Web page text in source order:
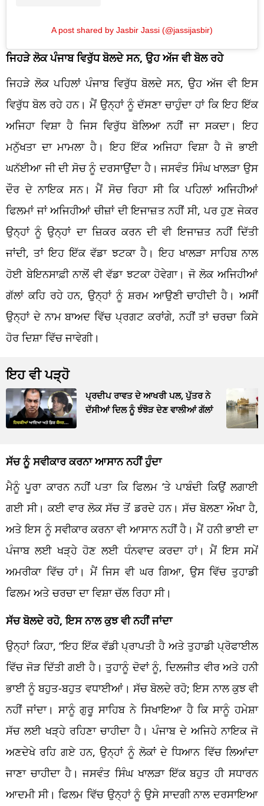
A post shared by Jasbir Jassi (@jassijasbir)
ਜਿਹੜੇ ਲੋਕ ਪੰਜਾਬ ਵਿਰੁੱਧ ਬੋਲਦੇ ਸਨ, ਉਹ ਅੱਜ ਵੀ ਬੋਲ ਰਹੇ
ਜਿਹੜੇ ਲੋਕ ਪਹਿਲਾਂ ਪੰਜਾਬ ਵਿਰੁੱਧ ਬੋਲਦੇ ਸਨ, ਉਹ ਅੱਜ ਵੀ ਇਸ
ਵਿਰੁੱਧ ਬੋਲ ਰਹੇ ਹਨ। ਮੈਂ ਉਨ੍ਹਾਂ ਨੂੰ ਦੱਸਣਾ ਚਾਹੁੰਦਾ ਹਾਂ ਕਿ ਇਹ ਇੱਕ
ਅਜਿਹਾ ਵਿਸ਼ਾ ਹੈ ਜਿਸ ਵਿਰੁੱਧ ਬੋਲਿਆ ਨਹੀਂ ਜਾ ਸਕਦਾ। ਇਹ
ਮਨੁੱਖਤਾ ਦਾ ਮਾਮਲਾ ਹੈ। ਇਹ ਇੱਕ ਅਜਿਹਾ ਵਿਸ਼ਾ ਹੈ ਜੋ ਭਾਈ
ਘਨੱਈਆ ਜੀ ਦੀ ਸੋਚ ਨੂੰ ਦਰਸਾਉਂਦਾ ਹੈ। ਜਸਵੰਤ ਸਿੰਘ ਖਾਲੜਾ ਉਸ
ਦੌਰ ਦੇ ਨਾਇਕ ਸਨ। ਮੈਂ ਸੋਚ ਰਿਹਾ ਸੀ ਕਿ ਪਹਿਲਾਂ ਅਜਿਹੀਆਂ
ਫਿਲਮਾਂ ਜਾਂ ਅਜਿਹੀਆਂ ਚੀਜ਼ਾਂ ਦੀ ਇਜਾਜ਼ਤ ਨਹੀਂ ਸੀ, ਪਰ ਹੁਣ ਜੇਕਰ
ਉਨ੍ਹਾਂ ਨੂੰ ਉਨ੍ਹਾਂ ਦਾ ਜ਼ਿਕਰ ਕਰਨ ਦੀ ਵੀ ਇਜਾਜ਼ਤ ਨਹੀਂ ਦਿੱਤੀ
ਜਾਂਦੀ, ਤਾਂ ਇਹ ਇੱਕ ਵੱਡਾ ਝਟਕਾ ਹੈ। ਇਹ ਖਾਲੜਾ ਸਾਹਿਬ ਨਾਲ
ਹੋਈ ਬੇਇਨਸਾਫ਼ੀ ਨਾਲੋਂ ਵੀ ਵੱਡਾ ਝਟਕਾ ਹੋਵੇਗਾ। ਜੋ ਲੋਕ ਅਜਿਹੀਆਂ
ਗੱਲਾਂ ਕਹਿ ਰਹੇ ਹਨ, ਉਨ੍ਹਾਂ ਨੂੰ ਸ਼ਰਮ ਆਉਣੀ ਚਾਹੀਦੀ ਹੈ। ਅਸੀਂ
ਉਨ੍ਹਾਂ ਦੇ ਨਾਮ ਬਾਅਦ ਵਿੱਚ ਪ੍ਰਗਟ ਕਰਾਂਗੇ, ਨਹੀਂ ਤਾਂ ਚਰਚਾ ਕਿਸੇ
ਹੋਰ ਦਿਸ਼ਾ ਵਿੱਚ ਜਾਵੇਗੀ।
ਇਹ ਵੀ ਪੜ੍ਹੋ
ਪ੍ਰਦੀਪ ਰਾਵਤ ਦੇ ਆਖਰੀ ਪਲ, ਪੁੱਤਰ ਨੇ
ਦੱਸੀਆਂ ਦਿਲ ਨੂੰ ਝੰਝੋੜ ਦੇਣ ਵਾਲੀਆਂ ਗੱਲਾਂ
ਸੱਚ ਨੂੰ ਸਵੀਕਾਰ ਕਰਨਾ ਆਸਾਨ ਨਹੀਂ ਹੁੰਦਾ
ਮੈਨੂੰ ਪੂਰਾ ਕਾਰਨ ਨਹੀਂ ਪਤਾ ਕਿ ਫਿਲਮ ‘ਤੇ ਪਾਬੰਦੀ ਕਿਉਂ ਲਗਾਈ
ਗਈ ਸੀ। ਕਈ ਵਾਰ ਲੋਕ ਸੱਚ ਤੋਂ ਡਰਦੇ ਹਨ। ਸੱਚ ਬੋਲਣਾ ਔਖਾ ਹੈ,
ਅਤੇ ਇਸ ਨੂੰ ਸਵੀਕਾਰ ਕਰਨਾ ਵੀ ਆਸਾਨ ਨਹੀਂ ਹੈ। ਮੈਂ ਹਨੀ ਭਾਈ ਦਾ
ਪੰਜਾਬ ਲਈ ਖੜ੍ਹੇ ਹੋਣ ਲਈ ਧੰਨਵਾਦ ਕਰਦਾ ਹਾਂ। ਮੈਂ ਇਸ ਸਮੇਂ
ਅਮਰੀਕਾ ਵਿੱਚ ਹਾਂ। ਮੈਂ ਜਿਸ ਵੀ ਘਰ ਗਿਆ, ਉਸ ਵਿੱਚ ਤੁਹਾਡੀ
ਫਿਲਮ ਅਤੇ ਚਰਚਾ ਦਾ ਵਿਸ਼ਾ ਚੱਲ ਰਿਹਾ ਸੀ।
ਸੱਚ ਬੋਲਦੇ ਰਹੋ, ਇਸ ਨਾਲ ਕੁਝ ਵੀ ਨਹੀਂ ਜਾਂਦਾ
ਉਨ੍ਹਾਂ ਕਿਹਾ, “ਇਹ ਇੱਕ ਵੱਡੀ ਪ੍ਰਾਪਤੀ ਹੈ ਅਤੇ ਤੁਹਾਡੀ ਪ੍ਰੋਫਾਈਲ
ਵਿੱਚ ਜੋੜ ਦਿੱਤੀ ਗਈ ਹੈ। ਤੁਹਾਨੂੰ ਦੋਵਾਂ ਨੂੰ, ਦਿਲਜੀਤ ਵੀਰ ਅਤੇ ਹਨੀ
ਭਾਈ ਨੂੰ ਬਹੁਤ-ਬਹੁਤ ਵਧਾਈਆਂ। ਸੱਚ ਬੋਲਦੇ ਰਹੋ; ਇਸ ਨਾਲ ਕੁਝ ਵੀ
ਨਹੀਂ ਜਾਂਦਾ। ਸਾਨੂੰ ਗੁਰੂ ਸਾਹਿਬ ਨੇ ਸਿਖਾਇਆ ਹੈ ਕਿ ਸਾਨੂੰ ਹਮੇਸ਼ਾ
ਸੱਚ ਲਈ ਖੜ੍ਹੇ ਰਹਿਣਾ ਚਾਹੀਦਾ ਹੈ। ਪੰਜਾਬ ਦੇ ਅਜਿਹੇ ਨਾਇਕ ਜੋ
ਅਣਦੇਖੇ ਰਹਿ ਗਏ ਹਨ, ਉਨ੍ਹਾਂ ਨੂੰ ਲੋਕਾਂ ਦੇ ਧਿਆਨ ਵਿੱਚ ਲਿਆਂਦਾ
ਜਾਣਾ ਚਾਹੀਦਾ ਹੈ। ਜਸਵੰਤ ਸਿੰਘ ਖਾਲੜਾ ਇੱਕ ਬਹੁਤ ਹੀ ਸਧਾਰਨ
ਆਦਮੀ ਸੀ। ਫਿਲਮ ਵਿੱਚ ਉਨ੍ਹਾਂ ਨੂੰ ਉਸੇ ਸਾਦਗੀ ਨਾਲ ਦਰਸਾਇਆ